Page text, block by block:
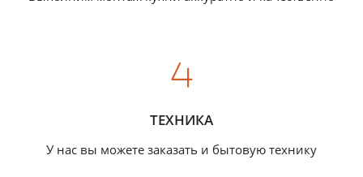
ТЕХНИКА
У нас вы можете заказать и бытовую технику